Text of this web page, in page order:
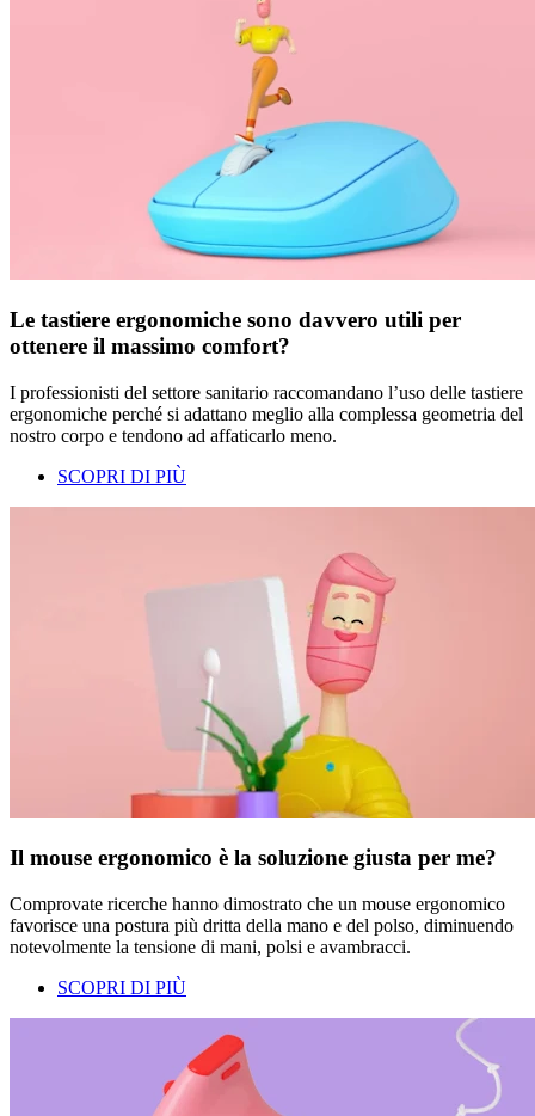
Le tastiere ergonomiche sono davvero utili per
ottenere il massimo comfort?
I professionisti del settore sanitario raccomandano l’uso delle tastiere
ergonomiche perché si adattano meglio alla complessa geometria del
nostro corpo e tendono ad affaticarlo meno.
SCOPRI DI PIÙ
Il mouse ergonomico è la soluzione giusta per me?
Comprovate ricerche hanno dimostrato che un mouse ergonomico
favorisce una postura più dritta della mano e del polso, diminuendo
notevolmente la tensione di mani, polsi e avambracci.
SCOPRI DI PIÙ